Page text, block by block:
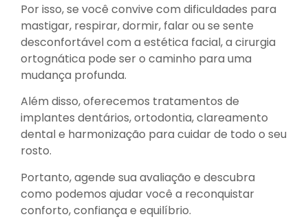
Por isso, se você convive com dificuldades para
mastigar, respirar, dormir, falar ou se sente
desconfortável com a estética facial, a cirurgia
ortognática pode ser o caminho para uma
mudança profunda.
Além disso, oferecemos tratamentos de
implantes dentários, ortodontia, clareamento
dental e harmonização para cuidar de todo o seu
rosto.
Portanto, agende sua avaliação e descubra
como podemos ajudar você a reconquistar
conforto, confiança e equilíbrio.